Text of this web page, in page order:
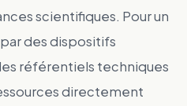
scientifiques. Pour un
des dispositifs
référentiels techniques
directement